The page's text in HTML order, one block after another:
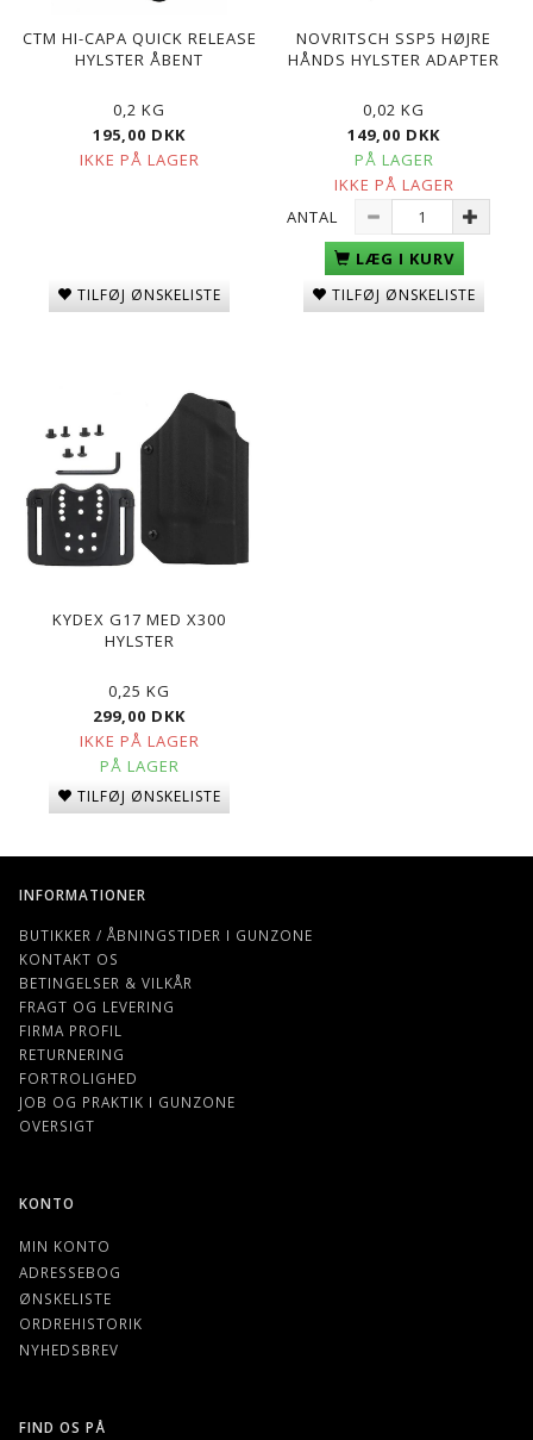
CTM HI-CAPA QUICK RELEASE
HYLSTER ÅBENT
0,2 KG
195,00 DKK
IKKE PÅ LAGER
TILFØJ ØNSKELISTE
NOVRITSCH SSP5 HØJRE
HÅNDS HYLSTER ADAPTER
0,02 KG
149,00 DKK
PÅ LAGER
IKKE PÅ LAGER
ANTAL
LÆG I KURV
TILFØJ ØNSKELISTE
KYDEX G17 MED X300
HYLSTER
0,25 KG
299,00 DKK
IKKE PÅ LAGER
PÅ LAGER
TILFØJ ØNSKELISTE
INFORMATIONER
BUTIKKER / ÅBNINGSTIDER I GUNZONE
KONTAKT OS
BETINGELSER & VILKÅR
FRAGT OG LEVERING
FIRMA PROFIL
RETURNERING
FORTROLIGHED
JOB OG PRAKTIK I GUNZONE
OVERSIGT
KONTO
MIN KONTO
ADRESSEBOG
ØNSKELISTE
ORDREHISTORIK
NYHEDSBREV
FIND OS PÅ